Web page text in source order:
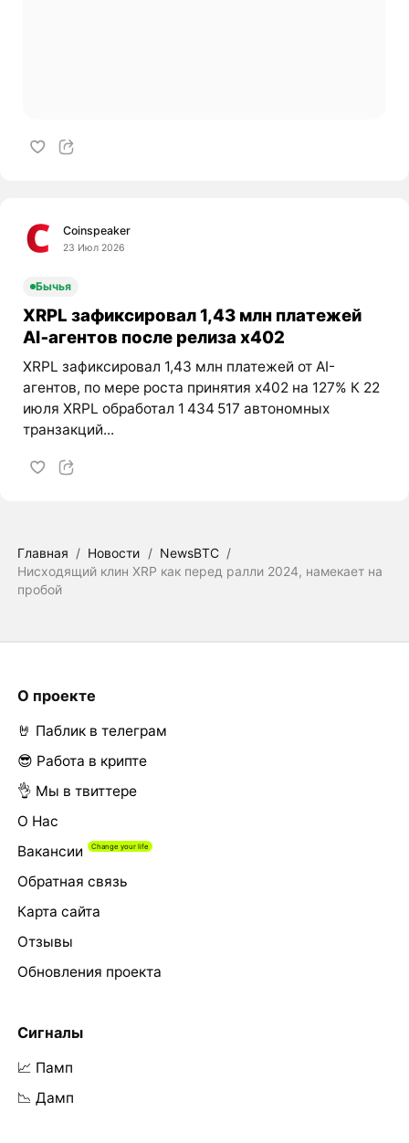
Coinspeaker
23 Июл 2026
Бычья
XRPL зафиксировал 1,43 млн платежей
AI‑агентов после релиза x402
XRPL зафиксировал 1,43 млн платежей от AI-
агентов, по мере роста принятия x402 на 127% К 22
июля XRPL обработал 1 434 517 автономных
транзакций...
Главная / Новости / NewsBTC /
Нисходящий клин XRP как перед ралли 2024, намекает на
пробой
О проекте
🤘 Паблик в телеграм
😎 Работа в крипте
👌 Мы в твиттере
О Нас
Вакансии
Обратная связь
Карта сайта
Отзывы
Обновления проекта
Сигналы
📈 Памп
📉 Дамп